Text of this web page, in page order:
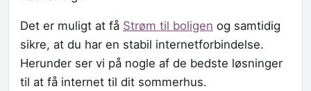
Det er muligt at få Strøm til boligen og samtidig
sikre, at du har en stabil internetforbindelse.
Herunder ser vi på nogle af de bedste løsninger
til at få internet til dit sommerhus.